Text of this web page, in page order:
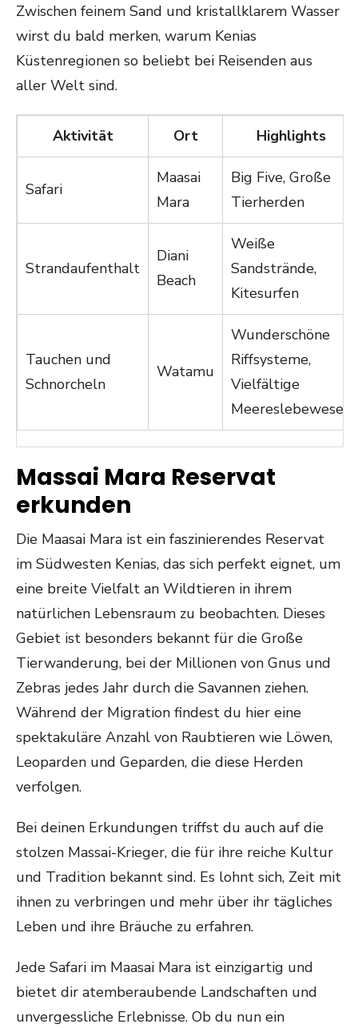
Zwischen feinem Sand und kristallklarem Wasser
wirst du bald merken, warum Kenias
Küstenregionen so beliebt bei Reisenden aus
aller Welt sind.
Aktivität Ort Highlights
Safari
Maasai
Mara
Big Five, Große
Tierherden
Strandaufenthalt
Diani
Beach
Weiße
Sandstrände,
Kitesurfen
Tauchen und
Schnorcheln
Watamu
Wunderschöne
Riffsysteme,
Vielfältige
Meereslebewesen
Massai Mara Reservat
erkunden
Die Maasai Mara ist ein faszinierendes Reservat
im Südwesten Kenias, das sich perfekt eignet, um
eine breite Vielfalt an Wildtieren in ihrem
natürlichen Lebensraum zu beobachten. Dieses
Gebiet ist besonders bekannt für die Große
Tierwanderung, bei der Millionen von Gnus und
Zebras jedes Jahr durch die Savannen ziehen.
Während der Migration findest du hier eine
spektakuläre Anzahl von Raubtieren wie Löwen,
Leoparden und Geparden, die diese Herden
verfolgen.
Bei deinen Erkundungen triffst du auch auf die
stolzen Massai-Krieger, die für ihre reiche Kultur
und Tradition bekannt sind. Es lohnt sich, Zeit mit
ihnen zu verbringen und mehr über ihr tägliches
Leben und ihre Bräuche zu erfahren.
Jede Safari im Maasai Mara ist einzigartig und
bietet dir atemberaubende Landschaften und
unvergessliche Erlebnisse. Ob du nun ein